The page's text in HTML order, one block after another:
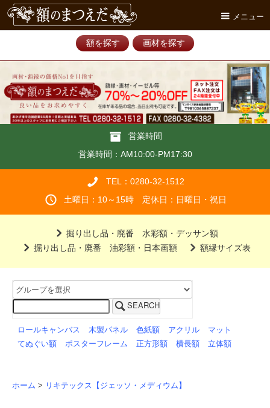
メニュー
額を探す 画材を探す
営業時間
営業時間：AM10:00-PM17:30
TEL：0280-32-1512
土曜日：10～15時 定休日：日曜日・祝日
掘り出し品・廃番 水彩額・デッサン額
掘り出し品・廃番 油彩額・日本画額
額縁サイズ表
SEARCH
ロールキャンバス 木製パネル 色紙額 アクリル
マット
てぬぐい額
ポスターフレーム 正方形額 横長額 立体額
ホーム > リキテックス【ジェッソ・メディウム】